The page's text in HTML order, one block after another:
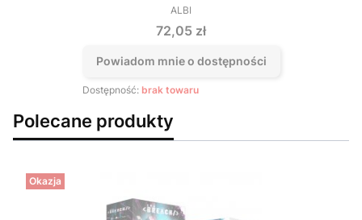
PRODUCENT
ALBI
Cena
72,05 zł
Powiadom mnie o dostępności
Dostępność: brak towaru
Polecane produkty
Okazja